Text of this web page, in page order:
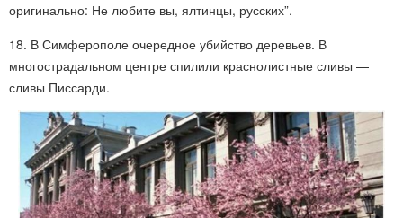
оригинально: Не любите вы, ялтинцы, русских”.
18. В Симферополе очередное убийство деревьев. В
многострадальном центре спилили краснолистные сливы —
сливы Писсарди.